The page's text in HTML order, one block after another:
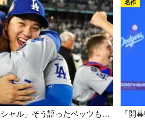
シャル」そう語ったベッツも…
名作
「開